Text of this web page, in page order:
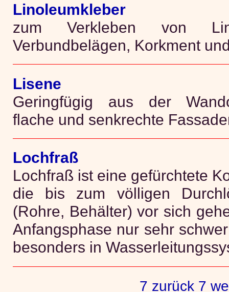
Linoleumkleber
zum Verkleben von
Verbundbelägen, Korkment
Lisene
Geringfügig aus der
flache und senkrechte
Lochfraß
Lochfraß ist eine gefürchtete
die bis zum völligen
(Rohre, Behälter) vor sich
Anfangsphase nur sehr
besonders in
7 zurück 7